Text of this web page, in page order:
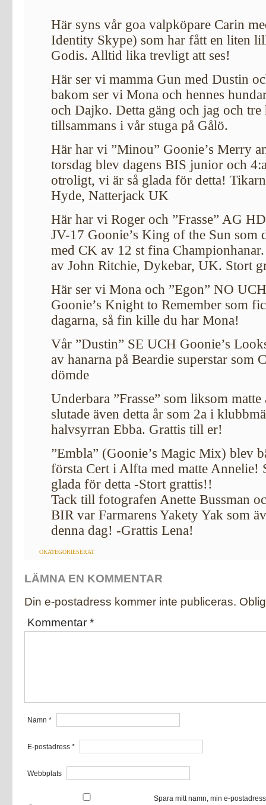
Här syns vår goa valpköpare Carin
Identity Skype) som har fått en liten
Godis. Alltid lika trevligt att ses!
Här ser vi mamma Gun med Dustin
bakom ser vi Mona och hennes
och Dajko. Detta gäng och jag och
tillsammans i vår stuga på Gålö.
Här har vi ”Minou” Goonie’s Merry
torsdag blev dagens BIS junior och
otroligt, vi är så glada för detta!
Hyde, Natterjack UK
Här har vi Roger och ”Frasse” AG
JV-17 Goonie’s King of the Sun som
med CK av 12 st fina
av John Ritchie, Dykebar, UK. Stort
Här ser vi Mona och ”Egon” NO
Goonie’s Knight to Remember som
dagarna, så fin kille du har Mona!
Vår ”Dustin” SE UCH Goonie’s
av hanarna på Beardie superstar som
dömde
Underbara ”Frasse” som liksom
slutade även detta år som 2a i
halvsyrran Ebba. Grattis till er!
”Embla” (Goonie’s Magic Mix) blev
första Cert i Alfta med matte Annelie!
glada för detta -Stort grattis!!
Tack till fotografen Anette Bussman
BIR var Farmarens Yakety Yak som
denna dag! -Grattis Lena!
OKATEGORIESERAT
LÄMNA EN KOMMENTAR
Din e-postadress kommer inte publiceras.
Kommentar *
Namn *
E-postadress *
Webbplats
Spara mitt namn, min e-